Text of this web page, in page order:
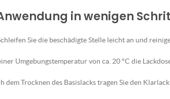
in wenigen
Sie die beschädigte Stelle leicht an und
Umgebungstemperatur von ca. 20 °C die
dem Trocknen des Basislacks tragen Sie den